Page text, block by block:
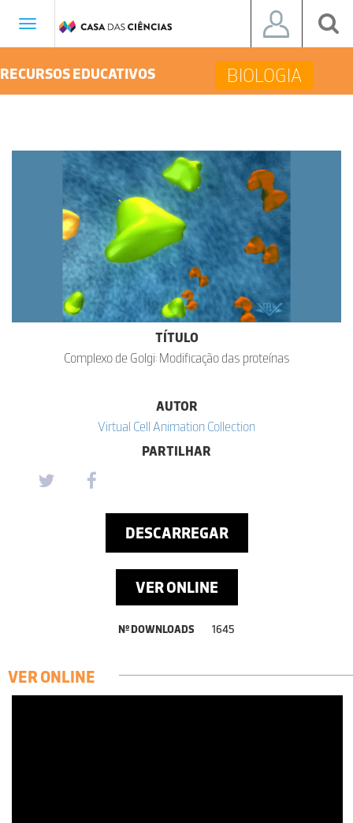
Toggle
RECURSOS EDUCATIVOS BIOLOGIA
TÍTULO
Complexo de Golgi: Modificação das proteínas
AUTOR
Virtual Cell Animation Collection
PARTILHAR
DESCARREGAR
VER ONLINE
Nº DOWNLOADS 1645
VER ONLINE